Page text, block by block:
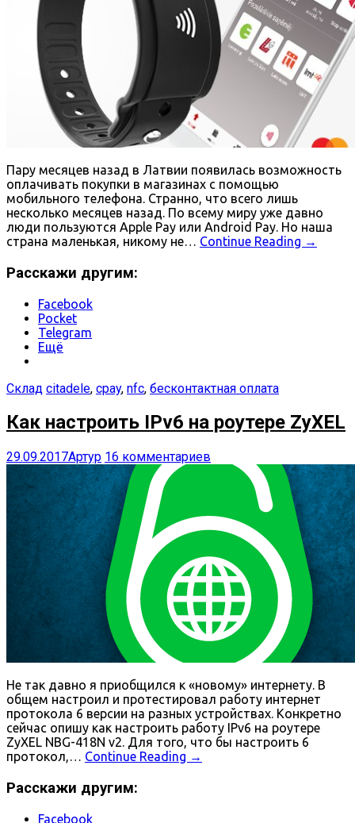
Пару месяцев назад в Латвии появилась возможность
оплачивать покупки в магазинах с помощью
мобильного телефона. Странно, что всего лишь
несколько месяцев назад. По всему миру уже давно
люди пользуются Apple Pay или Android Pay. Но наша
страна маленькая, никому не… Continue Reading →
Расскажи другим:
Facebook
Pocket
Telegram
Ещё
Склад citadele, cpay, nfc, бесконтактная оплата
Как настроить IPv6 на роутере ZyXEL
29.09.2017Артур 16 комментариев
Не так давно я приобщился к «новому» интернету. В
общем настроил и протестировал работу интернет
протокола 6 версии на разных устройствах. Конкретно
сейчас опишу как настроить работу IPv6 на роутере
ZyXEL NBG-418N v2. Для того, что бы настроить 6
протокол,… Continue Reading →
Расскажи другим:
Facebook